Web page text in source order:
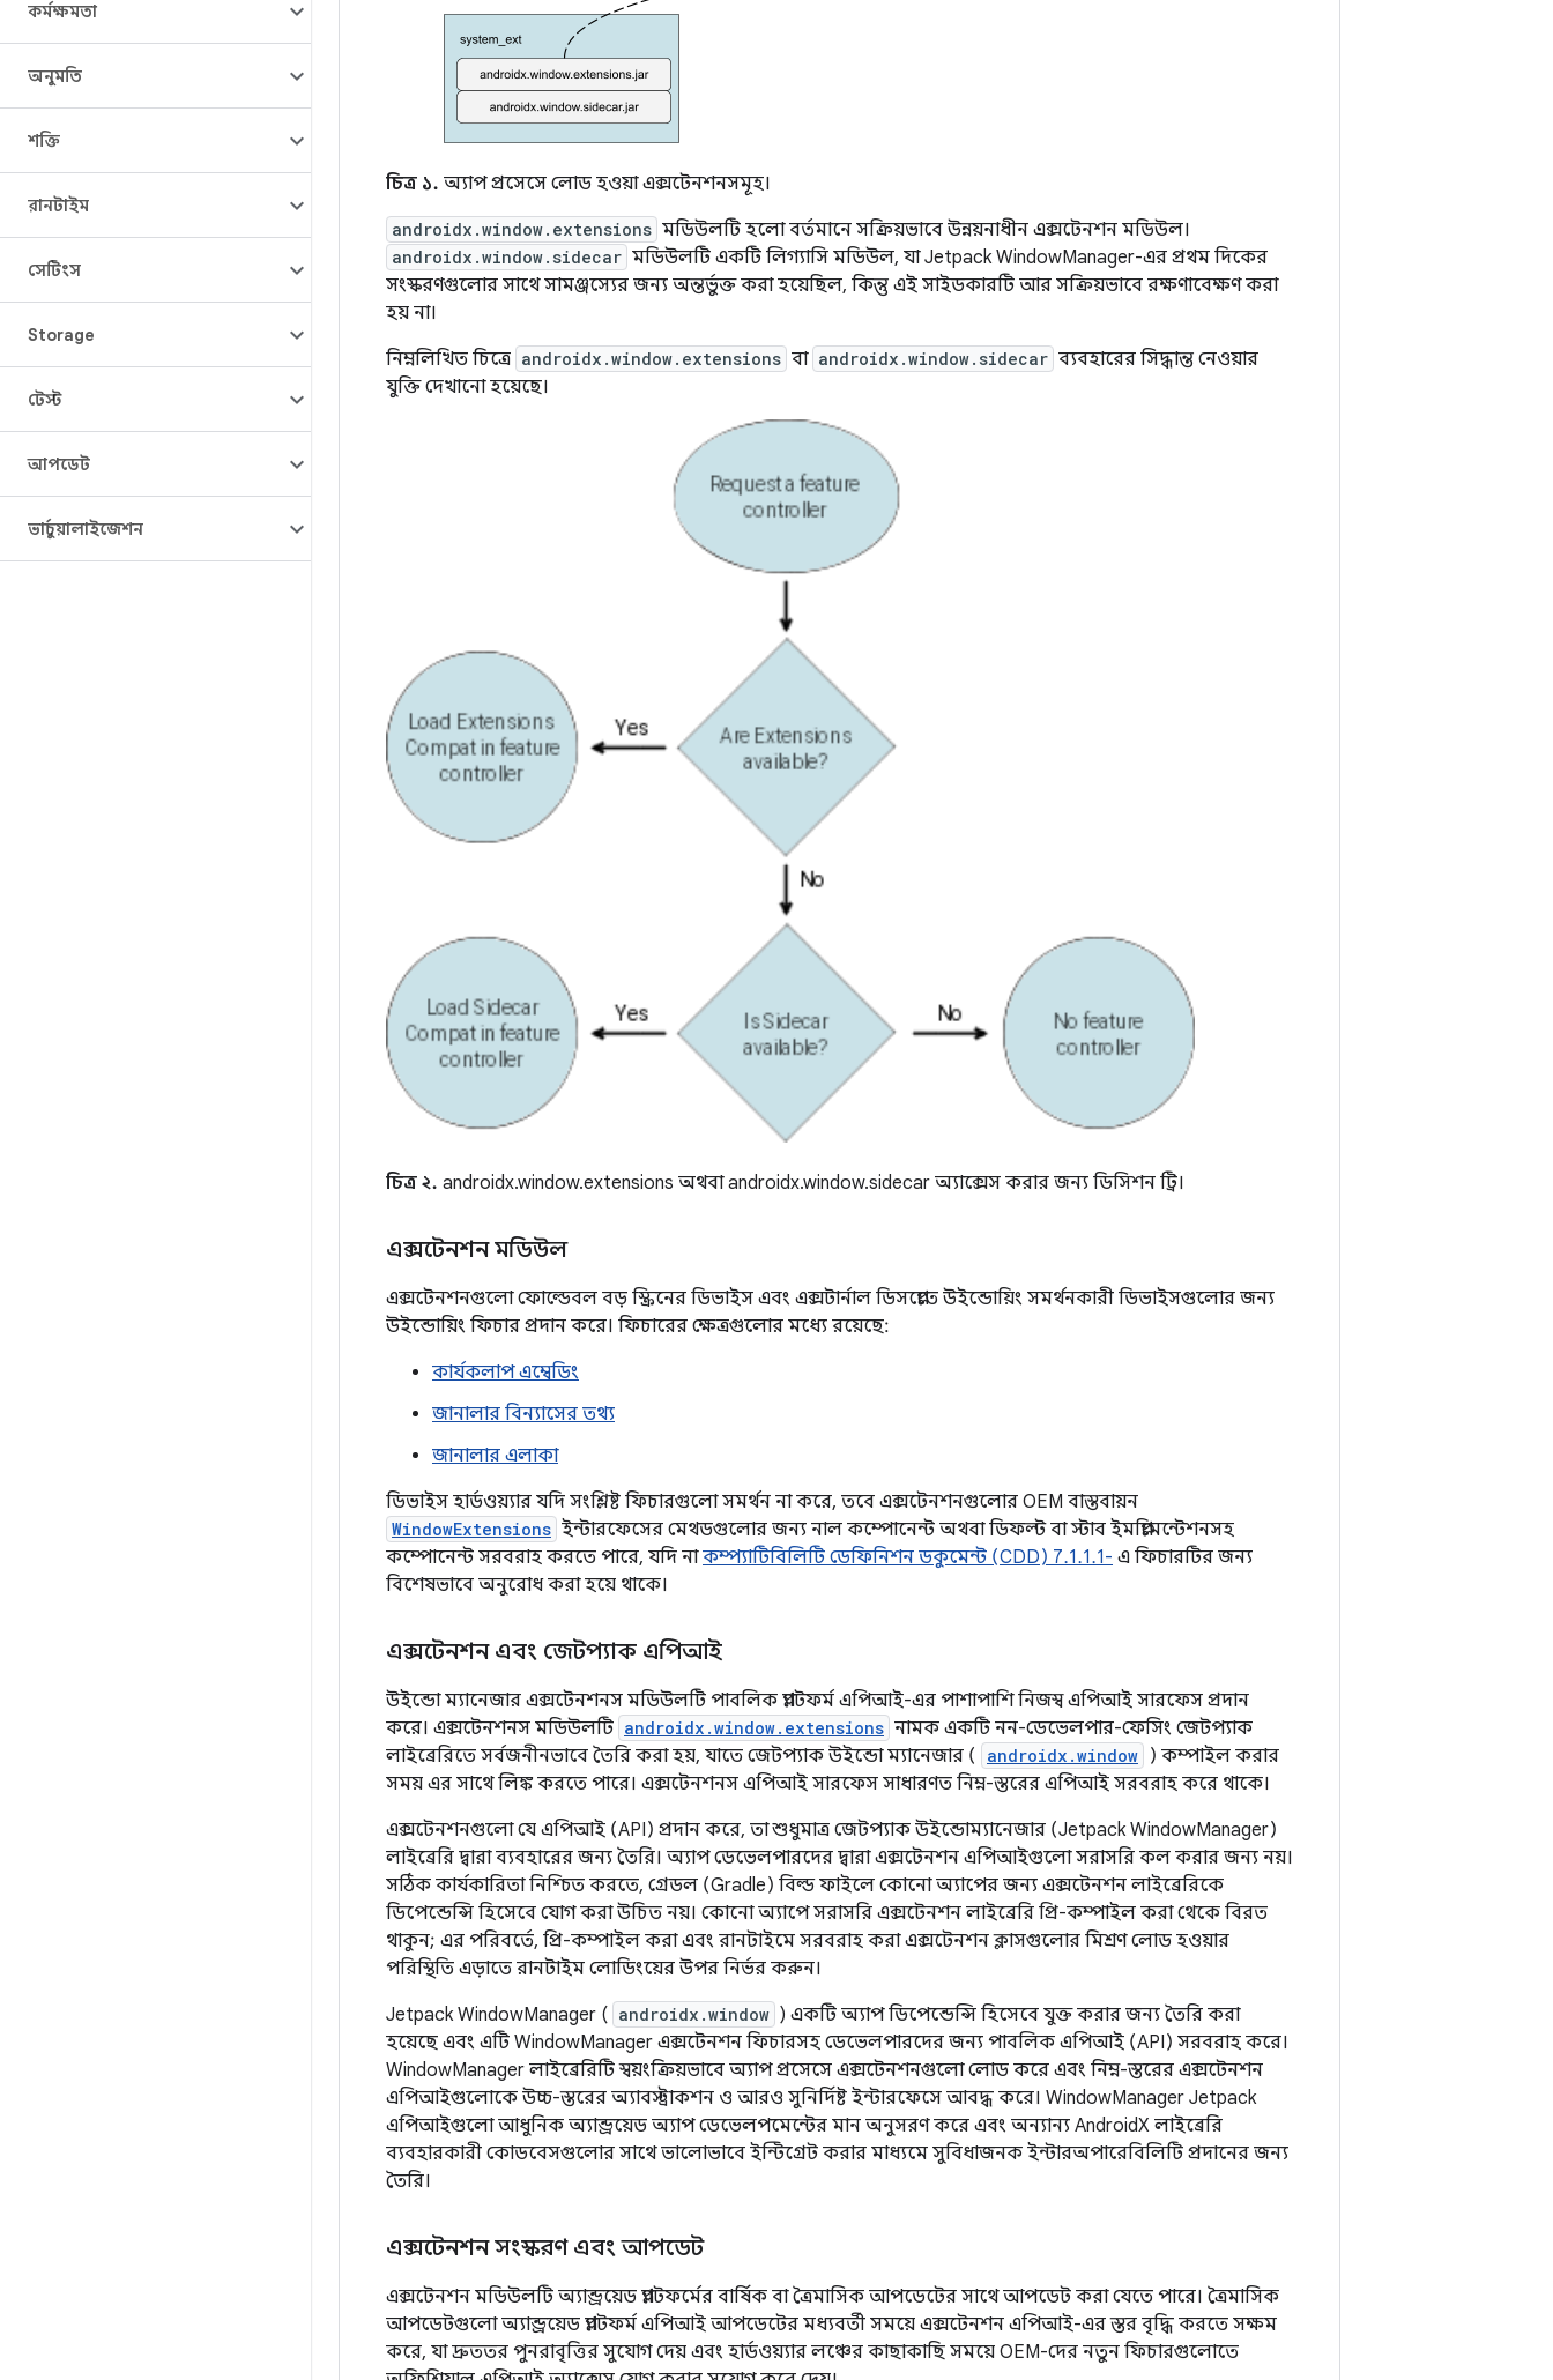
কর্মক্ষমতা
অনুমতি
শক্তি
রানটাইম
সেটিংস
Storage
টেস্ট
আপডেট
ভার্চুয়ালাইজেশন
চিত্র ১. অ্যাপ প্রসেসে লোড হওয়া এক্সটেনশনসমূহ।
androidx.window.extensions মডিউলটি হলো বর্তমানে সক্রিয়ভাবে উন্নয়নাধীন এক্সটেনশন মডিউল।
androidx.window.sidecar মডিউলটি একটি লিগ্যাসি মডিউল, যা Jetpack WindowManager-এর প্রথম দিকের
সংস্করণগুলোর সাথে সামঞ্জস্যের জন্য অন্তর্ভুক্ত করা হয়েছিল, কিন্তু এই সাইডকারটি আর সক্রিয়ভাবে রক্ষণাবেক্ষণ করা
হয় না।
নিম্নলিখিত চিত্রে androidx.window.extensions বা androidx.window.sidecar ব্যবহারের সিদ্ধান্ত নেওয়ার
যুক্তি দেখানো হয়েছে।
চিত্র ২. androidx.window.extensions অথবা androidx.window.sidecar অ্যাক্সেস করার জন্য ডিসিশন ট্রি।
এক্সটেনশন মডিউল
এক্সটেনশনগুলো ফোল্ডেবল বড় স্ক্রিনের ডিভাইস এবং এক্সটার্নাল ডিসপ্লেতে উইন্ডোয়িং সমর্থনকারী ডিভাইসগুলোর জন্য
উইন্ডোয়িং ফিচার প্রদান করে। ফিচারের ক্ষেত্রগুলোর মধ্যে রয়েছে:
কার্যকলাপ এম্বেডিং
জানালার বিন্যাসের তথ্য
জানালার এলাকা
ডিভাইস হার্ডওয়্যার যদি সংশ্লিষ্ট ফিচারগুলো সমর্থন না করে, তবে এক্সটেনশনগুলোর OEM বাস্তবায়ন
WindowExtensions ইন্টারফেসের মেথডগুলোর জন্য নাল কম্পোনেন্ট অথবা ডিফল্ট বা স্টাব ইমপ্লিমেন্টেশনসহ
কম্পোনেন্ট সরবরাহ করতে পারে, যদি নাকম্প্যাটিবিলিটি ডেফিনিশন ডকুমেন্ট (CDD) 7.1.1.1- এ ফিচারটির জন্য
বিশেষভাবে অনুরোধ করা হয়ে থাকে।
এক্সটেনশন এবং জেটপ্যাক এপিআই
উইন্ডো ম্যানেজার এক্সটেনশনস মডিউলটি পাবলিক প্ল্যাটফর্ম এপিআই-এর পাশাপাশি নিজস্ব এপিআই সারফেস প্রদান
করে। এক্সটেনশনস মডিউলটি androidx.window.extensions নামক একটি নন-ডেভেলপার-ফেসিং জেটপ্যাক
লাইব্রেরিতে সর্বজনীনভাবে তৈরি করা হয়, যাতে জেটপ্যাক উইন্ডো ম্যানেজার (
androidx.window ) কম্পাইল করার
সময় এর সাথে লিঙ্ক করতে পারে। এক্সটেনশনস এপিআই সারফেস সাধারণত নিম্ন-স্তরের এপিআই সরবরাহ করে থাকে।
এক্সটেনশনগুলো যে এপিআই (API) প্রদান করে, তা শুধুমাত্র জেটপ্যাক উইন্ডোম্যানেজার (Jetpack WindowManager)
লাইব্রেরি দ্বারা ব্যবহারের জন্য তৈরি। অ্যাপ ডেভেলপারদের দ্বারা এক্সটেনশন এপিআইগুলো সরাসরি কল করার জন্য নয়।
সঠিক কার্যকারিতা নিশ্চিত করতে, গ্রেডল (Gradle) বিল্ড ফাইলে কোনো অ্যাপের জন্য এক্সটেনশন লাইব্রেরিকে
ডিপেন্ডেন্সি হিসেবে যোগ করা উচিত নয়। কোনো অ্যাপে সরাসরি এক্সটেনশন লাইব্রেরি প্রি-কম্পাইল করা থেকে বিরত
থাকুন; এর পরিবর্তে, প্রি-কম্পাইল করা এবং রানটাইমে সরবরাহ করা এক্সটেনশন ক্লাসগুলোর মিশ্রণ লোড হওয়ার
পরিস্থিতি এড়াতে রানটাইম লোডিংয়ের উপর নির্ভর করুন।
Jetpack WindowManager ( androidx.window ) একটি অ্যাপ ডিপেন্ডেন্সি হিসেবে যুক্ত করার জন্য তৈরি করা
হয়েছে এবং এটি WindowManager এক্সটেনশন ফিচারসহ ডেভেলপারদের জন্য পাবলিক এপিআই (API) সরবরাহ করে।
WindowManager লাইব্রেরিটি স্বয়ংক্রিয়ভাবে অ্যাপ প্রসেসে এক্সটেনশনগুলো লোড করে এবং নিম্ন-স্তরের এক্সটেনশন
এপিআইগুলোকে উচ্চ-স্তরের অ্যাবস্ট্রাকশন ও আরও সুনির্দিষ্ট ইন্টারফেসে আবদ্ধ করে। WindowManager Jetpack
এপিআইগুলো আধুনিক অ্যান্ড্রয়েড অ্যাপ ডেভেলপমেন্টের মান অনুসরণ করে এবং অন্যান্য AndroidX লাইব্রেরি
ব্যবহারকারী কোডবেসগুলোর সাথে ভালোভাবে ইন্টিগ্রেট করার মাধ্যমে সুবিধাজনক ইন্টারঅপারেবিলিটি প্রদানের জন্য
তৈরি।
এক্সটেনশন সংস্করণ এবং আপডেট
এক্সটেনশন মডিউলটি অ্যান্ড্রয়েড প্ল্যাটফর্মের বার্ষিক বা ত্রৈমাসিক আপডেটের সাথে আপডেট করা যেতে পারে। ত্রৈমাসিক
আপডেটগুলো অ্যান্ড্রয়েড প্ল্যাটফর্ম এপিআই আপডেটের মধ্যবর্তী সময়ে এক্সটেনশন এপিআই-এর স্তর বৃদ্ধি করতে সক্ষম
করে, যা দ্রুততর পুনরাবৃত্তির সুযোগ দেয় এবং হার্ডওয়্যার লঞ্চের কাছাকাছি সময়ে OEM-দের নতুন ফিচারগুলোতে